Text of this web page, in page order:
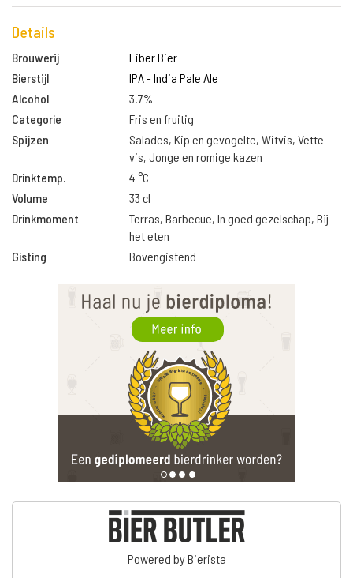
Details
Brouwerij
Eiber Bier
Bierstijl
IPA - India Pale Ale
Alcohol
3.7%
Categorie
Fris en fruitig
Spijzen
Salades, Kip en gevogelte, Witvis, Vette
vis, Jonge en romige kazen
Drinktemp.
4 °C
Volume
33 cl
Drinkmoment
Terras, Barbecue, In goed gezelschap, Bij
het eten
Gisting
Bovengistend
Powered by Bierista